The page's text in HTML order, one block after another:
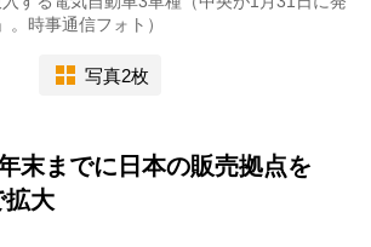
時事通信フォト）
写真2枚
末までに日本の販売拠点を
拡大